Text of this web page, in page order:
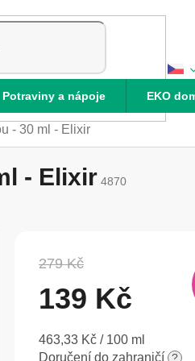
Potraviny a nápoje EKO
- 30 ml - Elixir
- Elixir 4870
279 Kč
139 Kč
Měrná
cena:
463,33 Kč / 100 ml
Doručení do zahraničí ?